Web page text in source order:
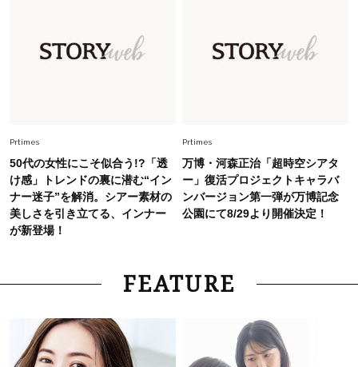
オシャレ40代の【ワンピ＆オールインワン】最
旬着こなし3選。地味見え回避のコツは「バッグ
いめハーフパンツでモードに昇華
Fashion 2026.7.9
スタイリストが本気で推す！40代がほどよく華
やぐ【甘め黒アイテム】3選
Prtimes
50代の女性にこそ似合う!?「透
け感」トレンドの裏に潜む“イン
ナー迷子”を解消。シアー素材の
美しさを引き立てる、インナー
が新登場！
Prtimes
万博・河森正治「超時空シアタ
ー」復活プロジェクトキャラバ
ンバージョン第一弾が万博記念
公園にて8/29より開催決定！
FEATURE